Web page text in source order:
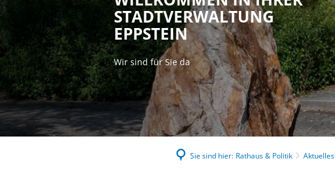
STADTVERWALTUNG
EPPSTEIN
Wir sind für Sie da
Sie sind hier: Rathaus & Politik Aktuelles